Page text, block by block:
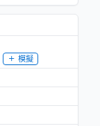
模擬